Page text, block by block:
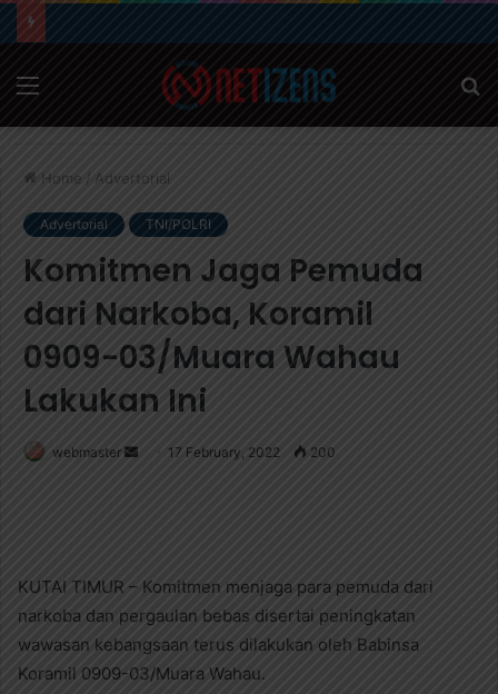
Home / Advertorial
Advertorial TNI/POLRI
Komitmen Jaga Pemuda
dari Narkoba, Koramil
0909-03/Muara Wahau
Lakukan Ini
webmaster
n
e
m
a
17 February, 2022 200
KUTAI TIMUR – Komitmen menjaga para pemuda dari
narkoba dan pergaulan bebas disertai peningkatan
wawasan kebangsaan terus dilakukan oleh Babinsa
Koramil 0909-03/Muara Wahau.